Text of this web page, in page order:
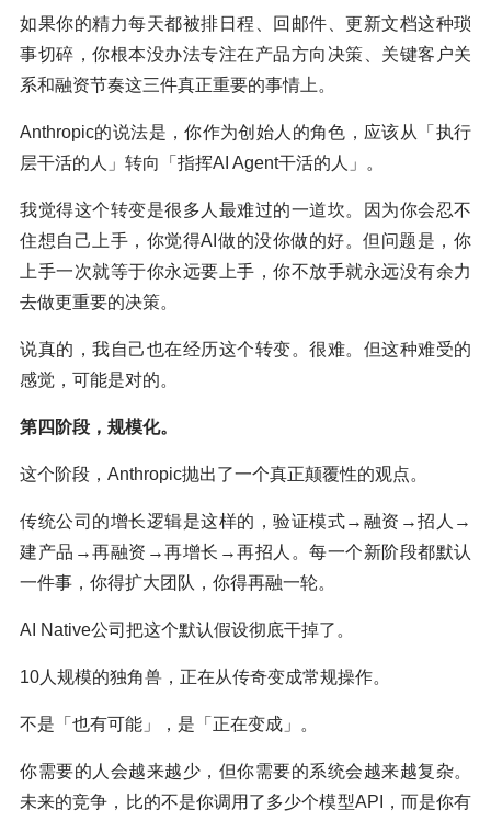
如果你的精力每天都被排日程、回邮件、更新文档这种琐
事切碎，你根本没办法专注在产品方向决策、关键客户关
系和融资节奏这三件真正重要的事情上。
Anthropic的说法是，你作为创始人的角色，应该从「执行
层干活的人」转向「指挥AI Agent干活的人」。
我觉得这个转变是很多人最难过的一道坎。因为你会忍不
住想自己上手，你觉得AI做的没你做的好。但问题是，你
上手一次就等于你永远要上手，你不放手就永远没有余力
去做更重要的决策。
说真的，我自己也在经历这个转变。很难。但这种难受的
感觉，可能是对的。
第四阶段，规模化。
这个阶段，Anthropic抛出了一个真正颠覆性的观点。
传统公司的增长逻辑是这样的，验证模式→融资→招人→
建产品→再融资→再增长→再招人。每一个新阶段都默认
一件事，你得扩大团队，你得再融一轮。
AI Native公司把这个默认假设彻底干掉了。
10人规模的独角兽，正在从传奇变成常规操作。
不是「也有可能」，是「正在变成」。
你需要的人会越来越少，但你需要的系统会越来越复杂。
未来的竞争，比的不是你调用了多少个模型API，而是你有